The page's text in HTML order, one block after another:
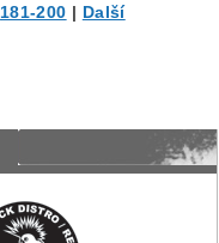
181-200 | Další